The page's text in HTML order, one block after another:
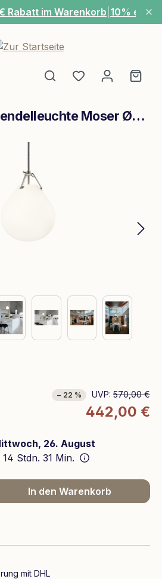
Rabatt im Warenkorb 10% extra
Du hast 0
Louis Poulsen Pendelleuchte Moser Ø205 Opalglas Weiß Matt
− 22 % UVP: 570,00 €
442,00 €
26. August
14 Stdn. 31 Min.
Gib den gewünschten
In den Warenkorb
mit DHL